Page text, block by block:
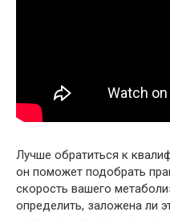
Лучше обратиться к
он поможет подобрать
скорость вашего
определить, заложена ли